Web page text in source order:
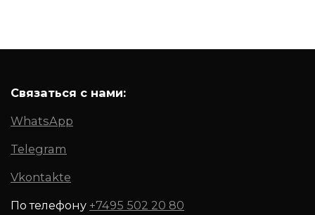
Связаться с нами:
WhatsApp
Telegram
Vkontakte
По телефону +7495 502 20 80